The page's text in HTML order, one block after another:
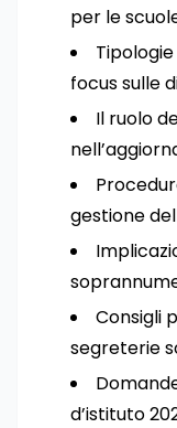
per le
focus sulle
Il ruolo
gestione
Consigli
segreterie
d’istituto